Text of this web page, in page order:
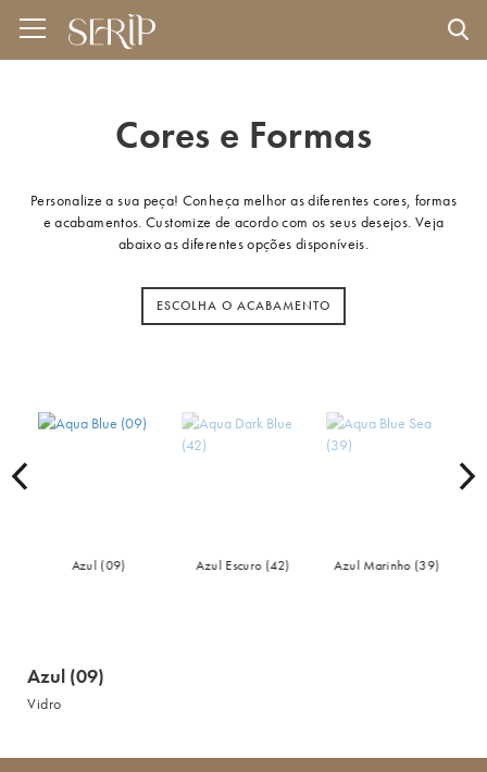
Cores e Formas
Personalize a sua peça! Conheça melhor as diferentes cores, formas
e acabamentos. Customize de acordo com os seus desejos. Veja
abaixo as diferentes opções disponíveis.
ESCOLHA O ACABAMENTO
Azul (09) Azul Escuro (42) Azul Marinho (39)
Azul (09)
Vidro